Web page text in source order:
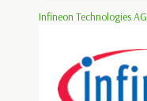
Infineon Technologies AG